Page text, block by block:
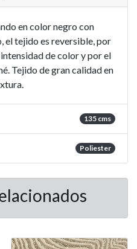
en color negro con
el tejido es reversible, por
de color y por el
Tejido de gran calidad en
135 cms
Poliester